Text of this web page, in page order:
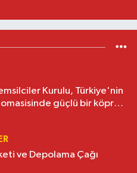
Kurulu, Türkiye'nin
güçlü bir köprü
ve Depolama Çağı